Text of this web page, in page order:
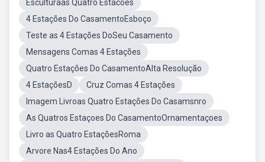
Esculturaas Quatro Estacoes
4 Estações Do CasamentoEsboço
Teste as 4 Estações DoSeu Casamento
Mensagens Comas 4 Estações
Quatro Estações Do CasamentoAlta Resolução
4 EstaçõesD
Cruz Comas 4 Estações
Imagem Livroas Quatro Estações Do Casamsnro
As Quatros Estaçoes Do CasamentoOrnamentaçoes
Livro as Quatro EstaçõesRoma
Arvore Nas4 Estações Do Ano